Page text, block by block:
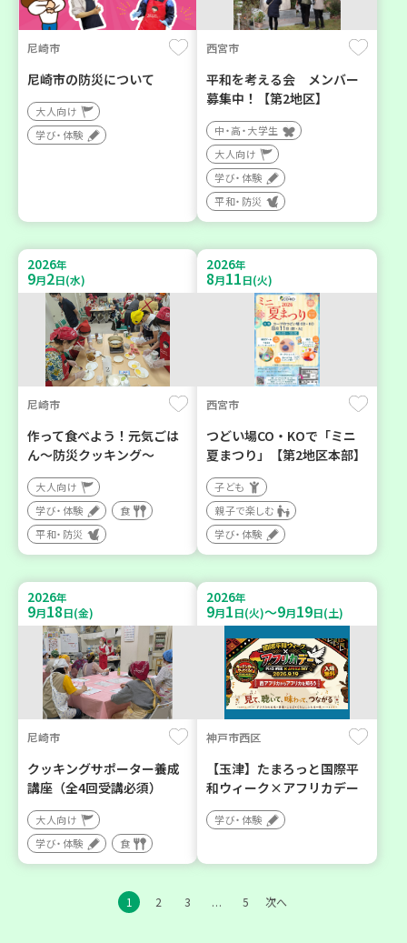
尼崎市
尼崎市の防災について
大人向け
学び・体験
西宮市
平和を考える会 メンバー
募集中！【第2地区】
中・高・大学生
大人向け
学び・体験
平和・防災
2026年
9月2日(水)
尼崎市
作って食べよう！元気ごは
ん～防災クッキング～
大人向け
学び・体験
食
平和・防災
2026年
8月11日(火)
西宮市
つどい場CO・KOで「ミニ
夏まつり」【第2地区本部】
子ども
親子で楽しむ
学び・体験
2026年
9月18日(金)
尼崎市
クッキングサポーター養成
講座（全4回受講必須）
大人向け
学び・体験
食
2026年
9月1日(火)～9月19日(土)
神戸市西区
【玉津】たまろっと国際平
和ウィーク×アフリカデー
学び・体験
1 2 3 … 5 次へ